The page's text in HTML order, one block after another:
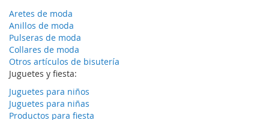
Aretes de moda
Anillos de moda
Pulseras de moda
Collares de moda
Otros artículos de bisutería
Juguetes y fiesta:
Juguetes para niños
Juguetes para niñas
Productos para fiesta